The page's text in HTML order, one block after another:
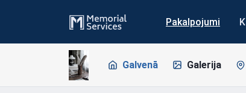
Pakalpojumi
Galvenā Galerija